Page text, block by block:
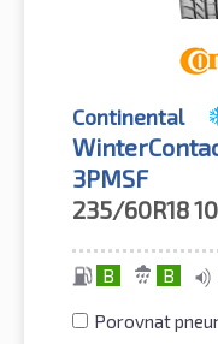
Continental
3PMSF
235/60R18
B B
Porovnat